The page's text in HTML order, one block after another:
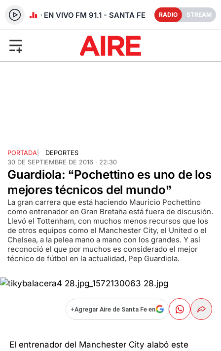
RADIO EN VIVO FM 91.1 - SANTA FE RADIO STREAM
PORTADA
DEPORTES
30 DE SEPTIEMBRE DE 2016 · 22:30
Guardiola: “Pochettino es uno de los
mejores técnicos del mundo”
La gran carrera que está haciendo Mauricio Pochettino
como entrenador en Gran Bretaña está fuera de discusión.
Llevó el Tottenham, con muchos menos recursos que los
de otros equipos como el Manchester City, el United o el
Chelsea, a la pelea mano a mano con los grandes. Y así
reconoció el que por muchos es considerado el mejor
técnico de fútbol en la actualidad, Pep Guardiola.
+Agregar Aire de Santa Fe en
El entrenador del Manchester City alabó este